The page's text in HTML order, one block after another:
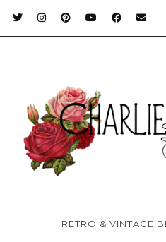
RETRO & VINTAGE